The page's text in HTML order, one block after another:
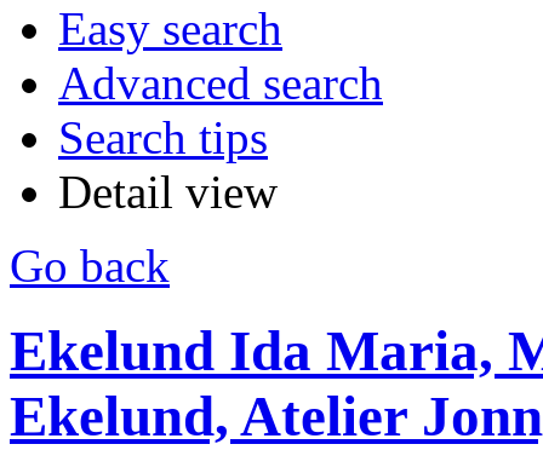
Easy search
Advanced search
Search tips
Detail view
Go back
Ekelund Ida Maria,
Ekelund, Atelier